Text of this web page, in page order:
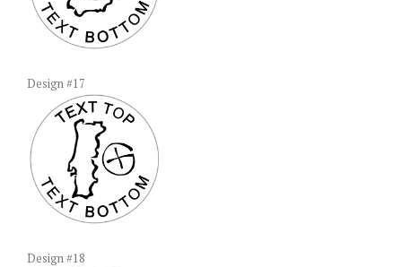
Design #17
Design #18